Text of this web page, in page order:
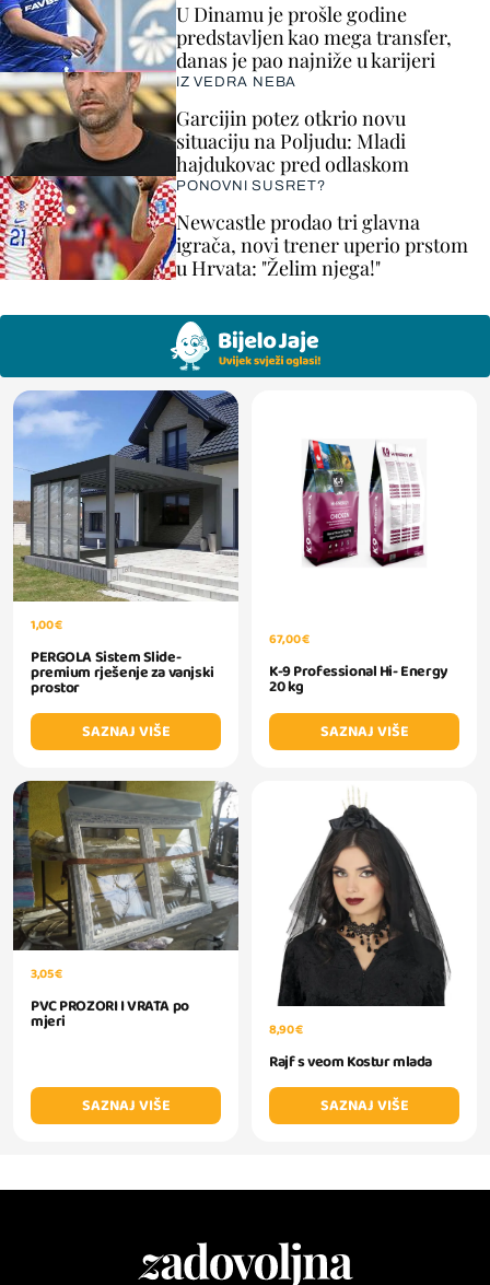
U Dinamu je prošle godine
predstavljen kao mega transfer,
danas je pao najniže u karijeri
IZ VEDRA NEBA
Garcijin potez otkrio novu
situaciju na Poljudu: Mladi
hajdukovac pred odlaskom
PONOVNI SUSRET?
Newcastle prodao tri glavna
igrača, novi trener uperio prstom
u Hrvata: "Želim njega!"
1,00 €
PERGOLA Sistem Slide-
premium rješenje za vanjski
prostor
SAZNAJ VIŠE
67,00 €
K-9 Professional Hi- Energy
20 kg
SAZNAJ VIŠE
3,05 €
PVC PROZORI I VRATA po
mjeri
SAZNAJ VIŠE
8,90 €
Rajf s veom Kostur mlada
SAZNAJ VIŠE